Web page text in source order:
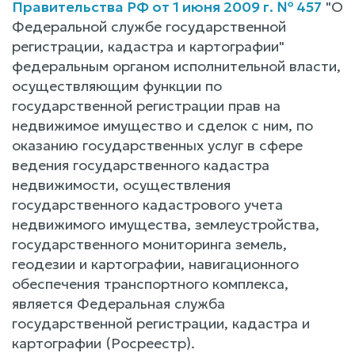
Правительства РФ от 1 июня 2009 г. № 457 "О
Федеральной службе государственной
регистрации, кадастра и картографии"
федеральным органом исполнительной власти,
осуществляющим функции по
государственной регистрации прав на
недвижимое имущество и сделок с ним, по
оказанию государственных услуг в сфере
ведения государственного кадастра
недвижимости, осуществления
государственного кадастрового учета
недвижимого имущества, землеустройства,
государственного мониторинга земель,
геодезии и картографии, навигационного
обеспечения транспортного комплекса,
является Федеральная служба
государственной регистрации, кадастра и
картографии (Росреестр).